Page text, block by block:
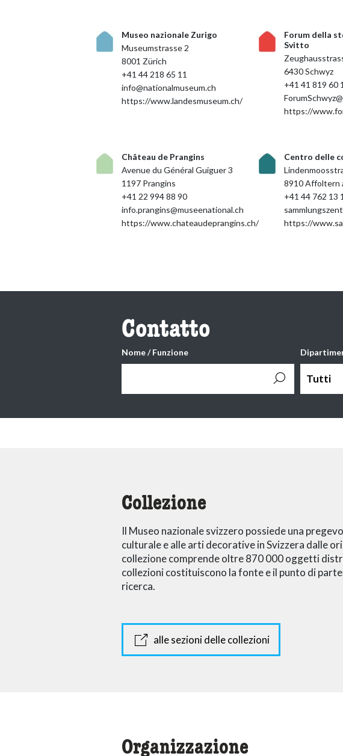
Museo nazionale Zurigo
Museumstrasse 2
8001 Zürich
+41 44 218 65 11
info@nationalmuseum.ch
https://www.landesmuseum.ch/
Forum della
Svitto
6430 Schwyz
+41 41 819 60
https://
Château de Prangins
Avenue du Général Guiguer 3
1197 Prangins
+41 22 994 88 90
info.prangins@museenational.ch
https://www.chateaudeprangins.ch/
Centro delle
8910 Affoltern
+41 44 762 13
https://
Contatto
Nome / Funzione
Tutti
Collezione
Il Museo nazionale svizzero possiede una
culturale e alle arti decorative in Svizzera dalle
collezione comprende oltre 870 000 oggetti
collezioni costituiscono la fonte e il punto di
ricerca.
alle sezioni delle collezioni
Organizzazione